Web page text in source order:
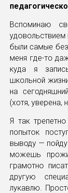
Вспоминаю
удовольствием
были самые
меня где-то
куда я
школьной
на
(хотя, уверена,
Я так
попыток
выводу —
можешь
грамотно
другую
лукавлю.